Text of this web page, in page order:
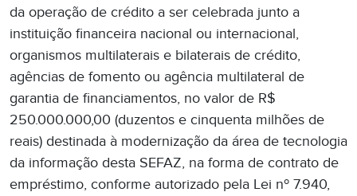
da operação de crédito a ser celebrada junto a
instituição financeira nacional ou internacional,
organismos multilaterais e bilaterais de crédito,
agências de fomento ou agência multilateral de
garantia de financiamentos, no valor de R$
250.000.000,00 (duzentos e cinquenta milhões de
reais) destinada à modernização da área de tecnologia
da informação desta SEFAZ, na forma de contrato de
empréstimo, conforme autorizado pela Lei nº 7.940,